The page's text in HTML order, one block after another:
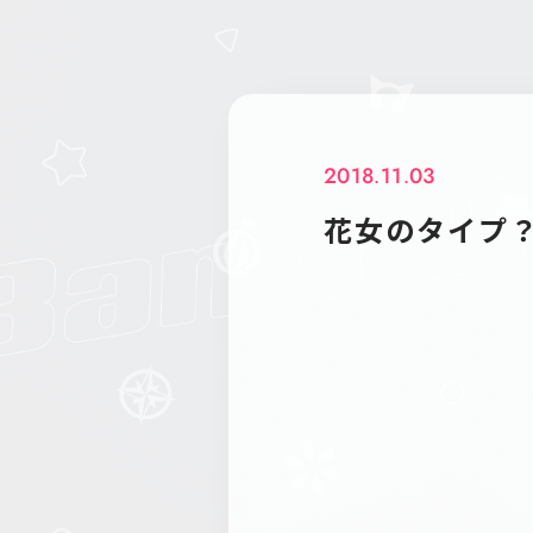
2018.11.03
花女のタイプ